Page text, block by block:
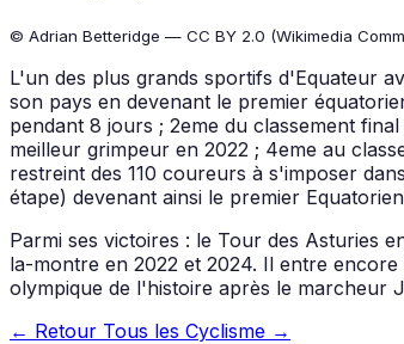
© Adrian Betteridge — CC BY 2.0 (Wikimedia
L'un des plus grands sportifs d'Equateur
son pays en devenant le premier
pendant 8 jours ; 2eme du classement
meilleur grimpeur en 2022 ; 4eme au
restreint des 110 coureurs à s'imposer
étape) devenant ainsi le premier
Parmi ses victoires : le Tour des Asturies
la-montre en 2022 et 2024. Il entre
olympique de l'histoire après le marcheur
← Retour Tous les Cyclisme →